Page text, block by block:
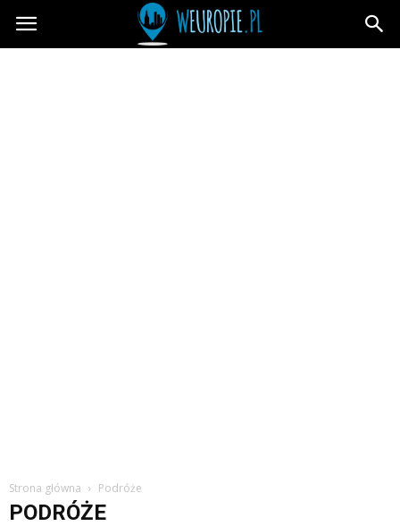
wEuropie.pl
Strona główna Podróże
PODRÓŻE